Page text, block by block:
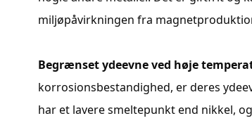
miljøpåvirkningen fra
Begrænset ydeevne ved høje
korrosionsbestandighed, er deres
har et lavere smeltepunkt end nikkel,